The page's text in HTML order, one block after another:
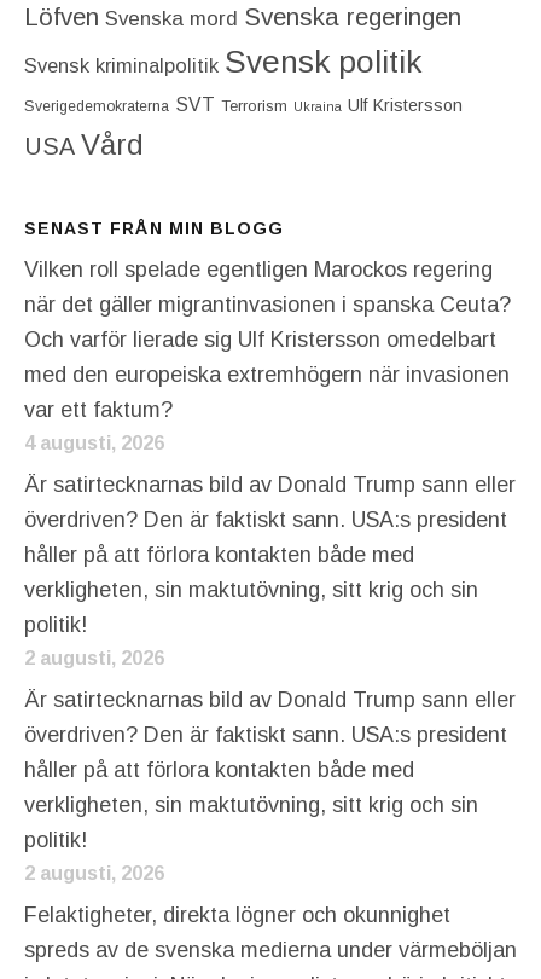
Löfven Svenska mord Svenska regeringen
Svensk kriminalpolitik Svensk politik
Sverigedemokraterna SVT Terrorism Ukraina Ulf Kristersson
USA Vård
SENAST FRÅN MIN BLOGG
Vilken roll spelade egentligen Marockos regering
när det gäller migrantinvasionen i spanska Ceuta?
Och varför lierade sig Ulf Kristersson omedelbart
med den europeiska extremhögern när invasionen
var ett faktum?
4 augusti, 2026
Är satirtecknarnas bild av Donald Trump sann eller
överdriven? Den är faktiskt sann. USA:s president
håller på att förlora kontakten både med
verkligheten, sin maktutövning, sitt krig och sin
politik!
2 augusti, 2026
Är satirtecknarnas bild av Donald Trump sann eller
överdriven? Den är faktiskt sann. USA:s president
håller på att förlora kontakten både med
verkligheten, sin maktutövning, sitt krig och sin
politik!
2 augusti, 2026
Felaktigheter, direkta lögner och okunnighet
spreds av de svenska medierna under värmeböljan